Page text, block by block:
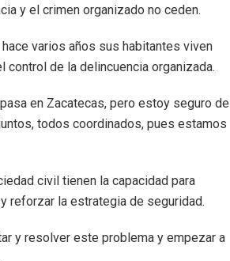
y el crimen organizado no ceden.
varios años sus habitantes viven
control de la delincuencia organizada.
en Zacatecas, pero estoy seguro de
todos coordinados, pues estamos
civil tienen la capacidad para
reforzar la estrategia de seguridad.
y resolver este problema y empezar a